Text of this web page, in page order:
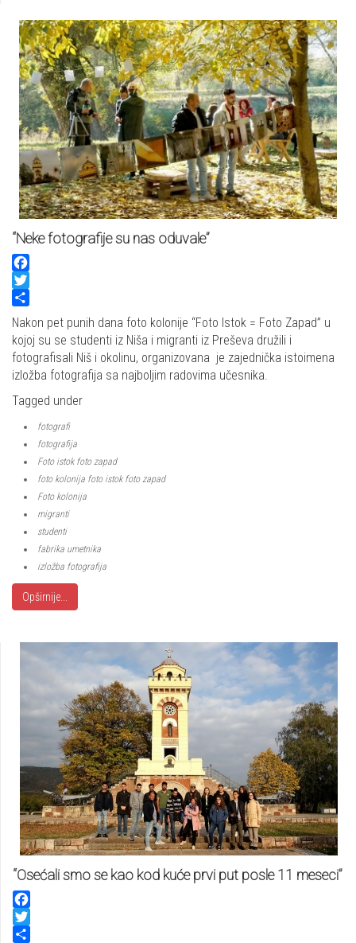
“Neke fotografije su nas oduvale”
Facebook
Twitter
Share
Nakon pet punih dana foto kolonije “Foto Istok = Foto Zapad” u
kojoj su se studenti iz Niša i migranti iz Preševa družili i
fotografisali Niš i okolinu, organizovana je zajednička istoimena
izložba fotografija sa najboljim radovima učesnika.
Tagged under
fotografi
fotografija
Foto istok foto zapad
foto kolonija foto istok foto zapad
Foto kolonija
migranti
studenti
fabrika umetnika
izložba fotografija
Opširnije...
“Osećali smo se kao kod kuće prvi put posle 11 meseci”
Facebook
Twitter